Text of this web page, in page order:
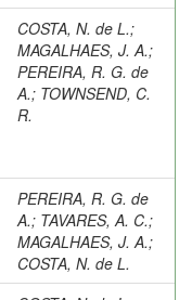
COSTA, N. de L.;
MAGALHAES, J. A.;
PEREIRA, R. G. de
A.; TOWNSEND, C.
R.
PEREIRA, R. G. de
A.; TAVARES, A. C.;
MAGALHAES, J. A.;
COSTA, N. de L.